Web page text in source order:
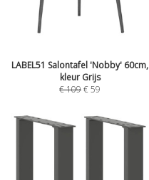
LABEL51 Salontafel 'Nobby' 60cm,
kleur Grijs
€109€59